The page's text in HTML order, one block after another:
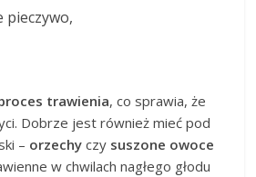
pieczywo,
trawienia, co sprawia, że
Dobrze jest również mieć pod
– orzechy czy suszone owoce
w chwilach nagłego głodu